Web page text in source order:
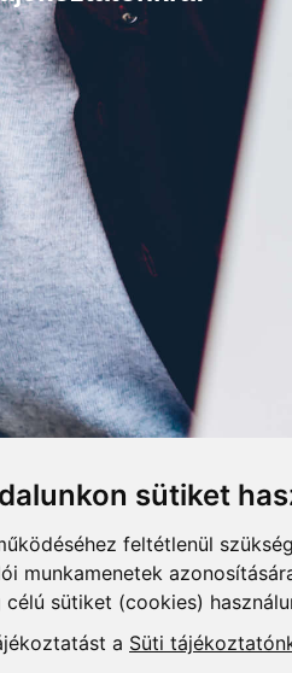
sütiket
feltétlenül
munkamenetek
célú sütiket (cookies)
a Süti